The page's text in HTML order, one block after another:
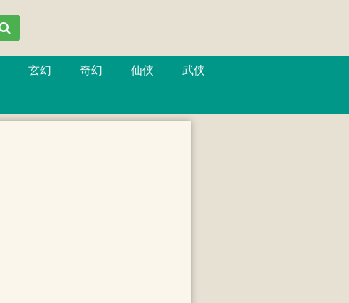
玄幻 奇幻 仙侠 武侠